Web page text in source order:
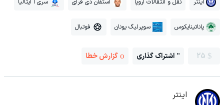
اینتر نقل و انتقالات اروپا استفان دی فرای سری آ ایتالیا
پاناتینایکوس سوپرلیگ یونان فوتبال
25 اشتراک گذاری گزارش خطا
اینتر